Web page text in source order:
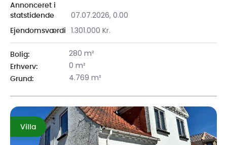
Annonceret i
statstidende
07.07.2026, 0.00
Ejendomsværdi 1.301.000 Kr.
Bolig: 280 m²
Erhverv: 0 m²
Grund: 4.769 m²
Villa